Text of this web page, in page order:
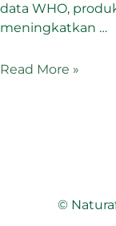
data WHO,
meningkatkan …
Read More »
©